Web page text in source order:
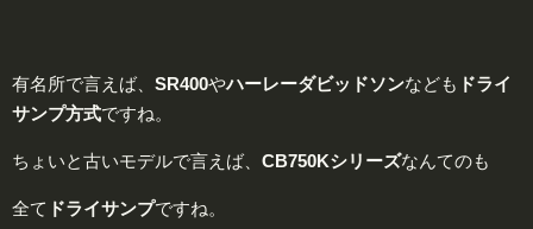
有名所で言えば、 SR400やハーレーダビッドソンなども ドライ
サンプ方式ですね。
ちょいと古いモデルで言えば、 CB750Kシリーズなんてのも
全て ドライサンプですね。